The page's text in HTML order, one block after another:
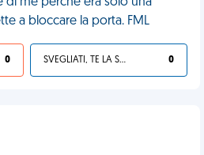
a bloccare la porta. FML
0 SVEGLIATI, TE LA SEI CERCATA! 0